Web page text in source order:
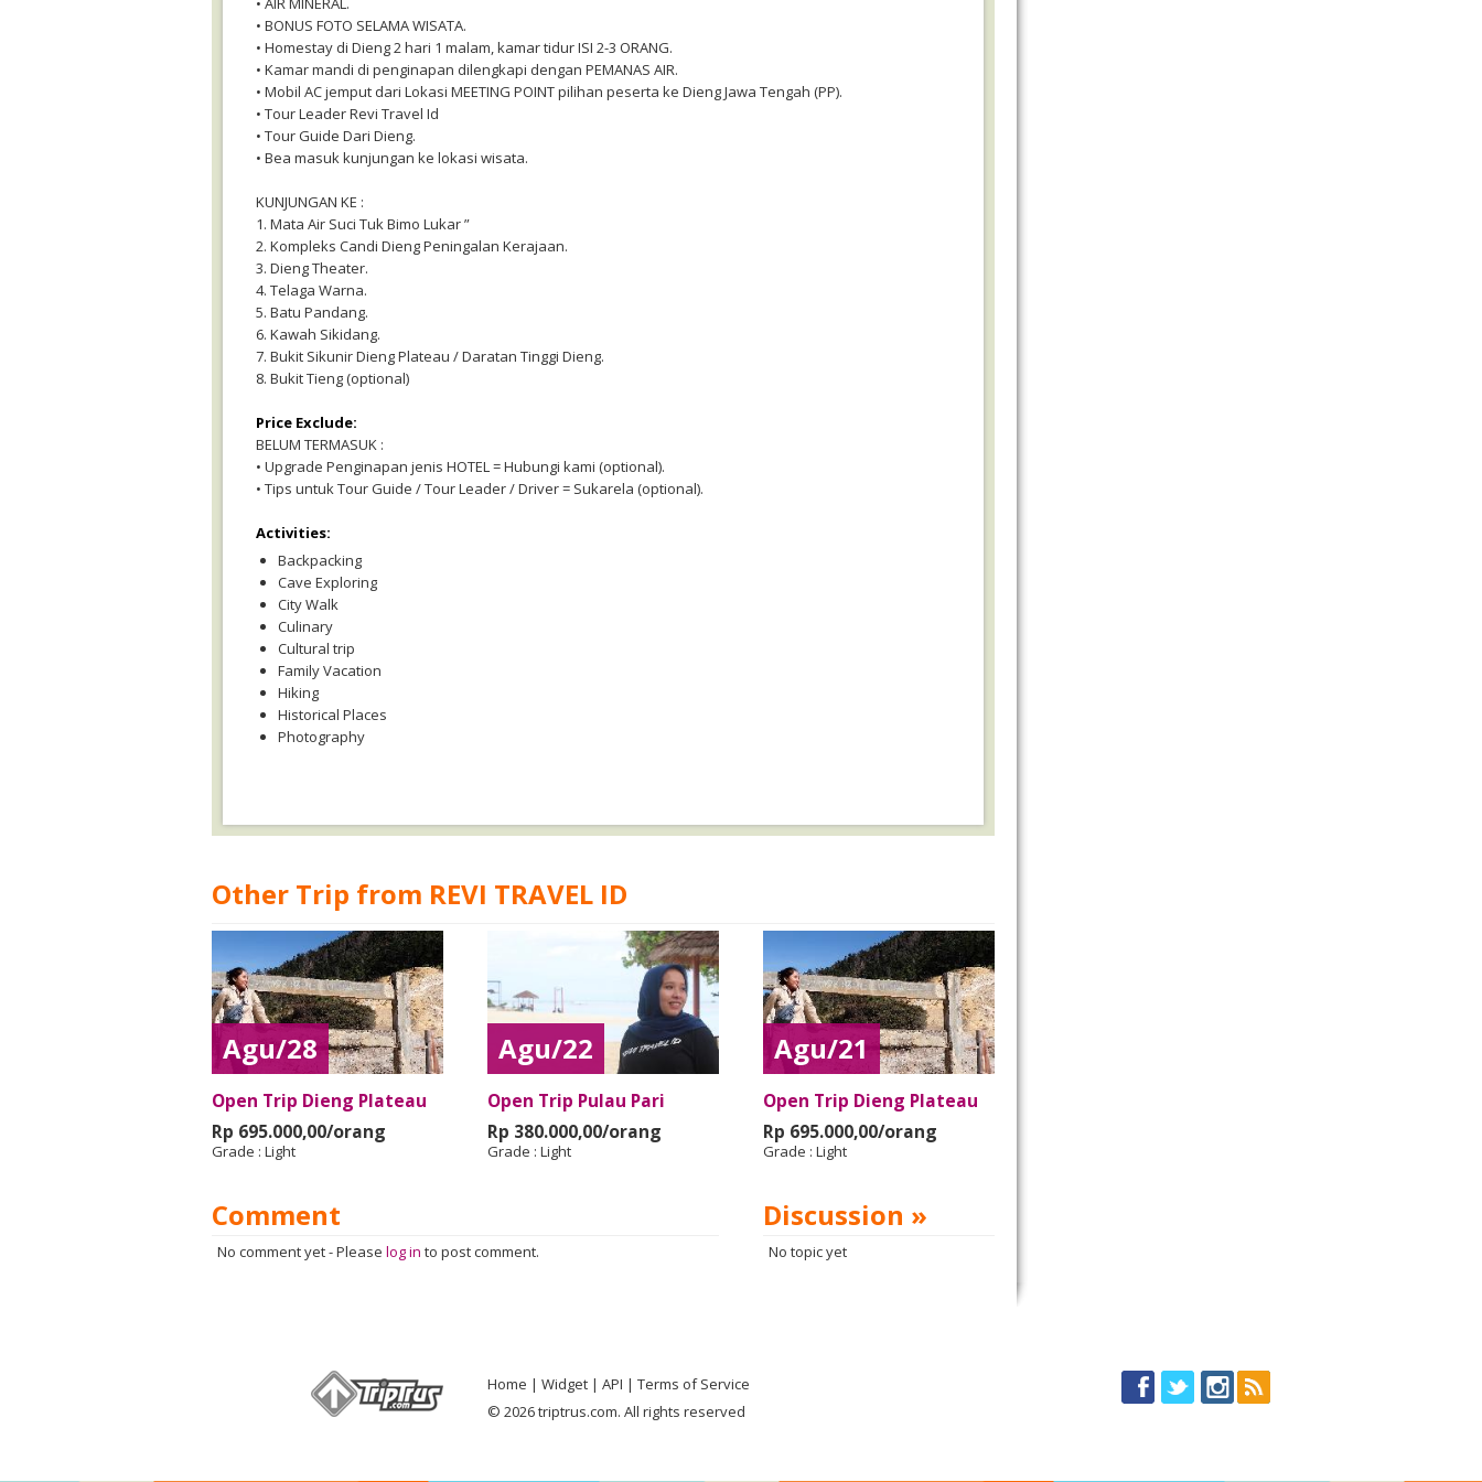
• BONUS FOTO SELAMA WISATA.
• Homestay di Dieng 2 hari 1 malam, kamar tidur ISI 2-3 ORANG.
• Kamar mandi di penginapan dilengkapi dengan PEMANAS AIR.
• Mobil AC jemput dari Lokasi MEETING POINT pilihan peserta ke Dieng Jawa Tengah (PP).
• Tour Leader Revi Travel Id
• Tour Guide Dari Dieng.
• Bea masuk kunjungan ke lokasi wisata.
KUNJUNGAN KE :
1. Mata Air Suci Tuk Bimo Lukar ”
2. Kompleks Candi Dieng Peningalan Kerajaan.
3. Dieng Theater.
4. Telaga Warna.
5. Batu Pandang.
6. Kawah Sikidang.
7. Bukit Sikunir Dieng Plateau / Daratan Tinggi Dieng.
8. Bukit Tieng (optional)
Price Exclude:
BELUM TERMASUK :
• Upgrade Penginapan jenis HOTEL = Hubungi kami (optional).
• Tips untuk Tour Guide / Tour Leader / Driver = Sukarela (optional).
Activities:
Backpacking
Cave Exploring
City Walk
Culinary
Cultural trip
Family Vacation
Hiking
Historical Places
Photography
Other Trip from REVI TRAVEL ID
Agu/28
Open Trip Dieng Plateau
Rp 695.000,00/orang
Grade : Light
Agu/22
Open Trip Pulau Pari
Rp 380.000,00/orang
Grade : Light
Agu/21
Open Trip Dieng Plateau
Rp 695.000,00/orang
Grade : Light
Comment
No comment yet-Please log in to post comment.
Discussion »
No topic yet
Home Widget API
Terms of Service
© 2026 triptrus.com. All rights reserved